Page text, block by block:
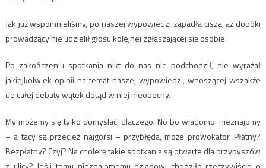
Jak już wspomnieliśmy, po naszej wypowiedzi zapadła cisza, aż dopóki
prowadzący nie udzielił głosu kolejnej zgłaszającej się osobie.
Po zakończeniu spotkania nikt do nas nie podchodził, nie wyrażał
jakiejkolwiek opinii na temat naszej wypowiedzi, wnoszącej wszakże
do całej debaty wątek dotąd w niej nieobecny.
My możemy się tylko domyślać, dlaczego. No bo wiadomo: nieznajomy
– a tacy są przecież najgorsi – przybłęda, może prowokator. Płatny?
Bezpłatny? Czyj? Na cholerę takie spotkania są otwarte dla przybyszów